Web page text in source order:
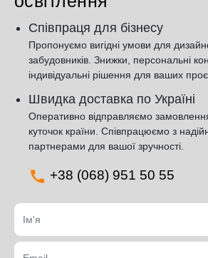
Співпраця для бізнесу
Пропонуємо вигідні умови для
забудовників. Знижки, персональні
індивідуальні рішення для ваших
Швидка доставка по Україні
Оперативно відправляємо
куточок країни. Співпрацюємо з
партнерами для вашої зручності.
+38 (068) 951 50 55